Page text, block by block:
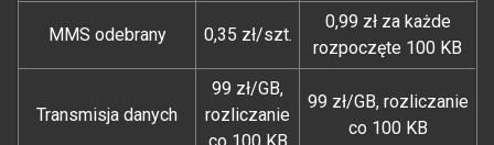
MMS odebrany 0,35 zł/szt.
0,99 zł za każde
rozpoczęte 100 KB
Transmisja danych
99 zł/GB,
rozliczanie
99 zł/GB, rozliczanie
co 100 KB